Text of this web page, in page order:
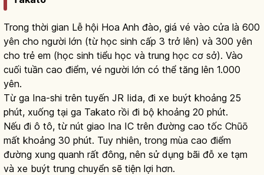
Trong thời gian Lễ hội Hoa Anh đào, giá vé vào cửa là 600
yên cho người lớn (từ học sinh cấp 3 trở lên) và 300 yên
cho trẻ em (học sinh tiểu học và trung học cơ sở). Vào
cuối tuần cao điểm, vé người lớn có thể tăng lên 1.000
yên.
Từ ga Ina-shi trên tuyến JR Iida, đi xe buýt khoảng 25
phút, xuống tại ga Takato rồi đi bộ khoảng 20 phút.
Nếu đi ô tô, từ nút giao Ina IC trên đường cao tốc Chūō
mất khoảng 30 phút. Tuy nhiên, trong mùa cao điểm
đường xung quanh rất đông, nên sử dụng bãi đỗ xe tạm
và xe buýt trung chuyển sẽ tiện lợi hơn.